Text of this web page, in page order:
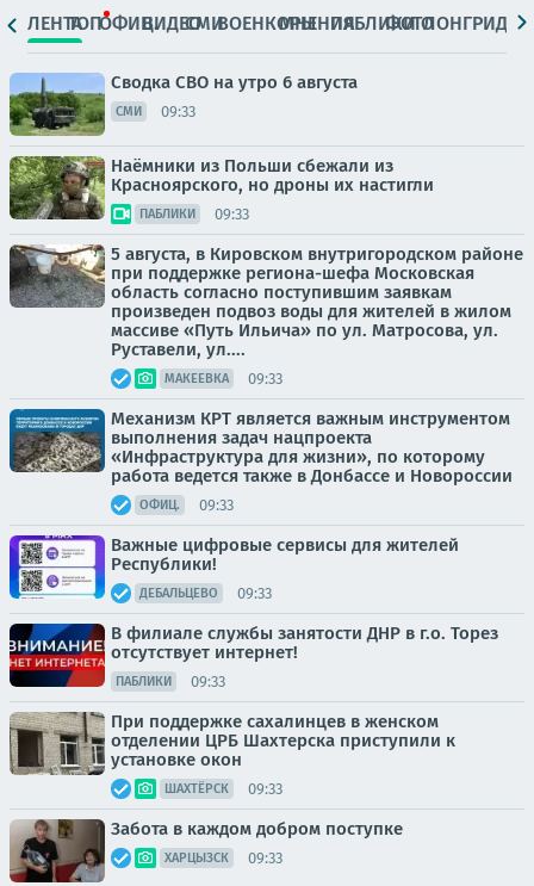
ЛЕНТАТОПОФИЦ.ВИДЕОСМИВОЕНКОРЫМНЕНИЯПАБЛИКИ
ФОТОЛОНГРИДЫ
Сводка СВО на утро 6 августа
СМИ 09:33
Наёмники из Польши сбежали из
Красноярского, но дроны их настигли
ПАБЛИКИ 09:33
5 августа, в Кировском внутригородском районе
при поддержке региона-шефа Московская
область согласно поступившим заявкам
произведен подвоз воды для жителей в жилом
массиве «Путь Ильича» по ул. Матросова, ул.
Руставели, ул....
МАКЕЕВКА 09:33
Механизм КРТ является важным инструментом
выполнения задач нацпроекта
«Инфраструктура для жизни», по которому
работа ведется также в Донбассе и Новороссии
ОФИЦ. 09:33
Важные цифровые сервисы для жителей
Республики!
ДЕБАЛЬЦЕВО 09:33
В филиале службы занятости ДНР в г.о. Торез
отсутствует интернет!
ПАБЛИКИ 09:33
При поддержке сахалинцев в женском
отделении ЦРБ Шахтерска приступили к
установке окон
ШАХТЁРСК 09:33
Забота в каждом добром поступке
ХАРЦЫЗСК 09:33